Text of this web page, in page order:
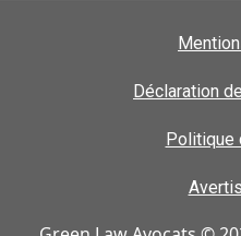
Déclaration
Politique